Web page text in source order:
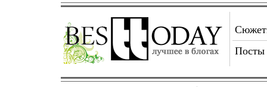
Посты